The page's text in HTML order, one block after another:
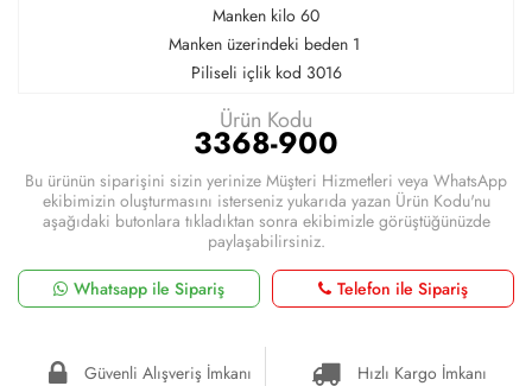
Manken kilo 60
Manken üzerindeki beden 1
Piliseli içlik kod 3016
Ürün Kodu
3368-900
Bu ürünün siparişini sizin yerinize Müşteri Hizmetleri veya WhatsApp
ekibimizin oluşturmasını isterseniz yukarıda yazan Ürün Kodu'nu
aşağıdaki butonlara tıkladıktan sonra ekibimizle görüştüğünüzde
paylaşabilirsiniz.
Whatsapp ile Sipariş
Telefon ile Sipariş
Güvenli Alışveriş İmkanı
Hızlı Kargo İmkanı